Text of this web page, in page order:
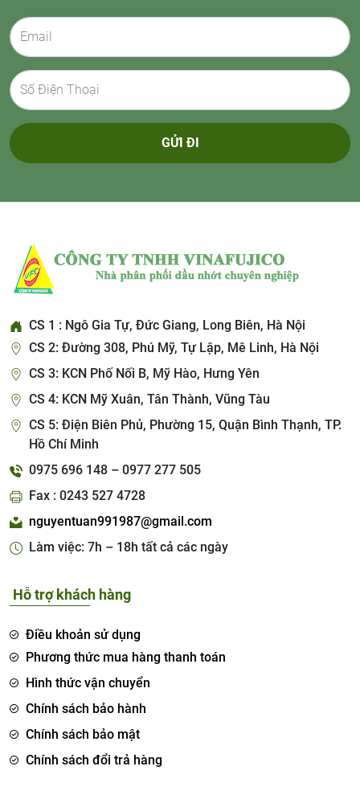
GỬI ĐI
CS 1 : Ngô Gia Tự, Đức Giang, Long Biên, Hà Nội
CS 2: Đường 308, Phú Mỹ, Tự Lập, Mê Linh, Hà Nội
CS 3: KCN Phố Nối B, Mỹ Hào, Hưng Yên
CS 4: KCN Mỹ Xuân, Tân Thành, Vũng Tàu
CS 5: Điện Biên Phủ, Phường 15, Quận Bình Thạnh, TP.
Hồ Chí Minh
0975 696 148 – 0977 277 505
Fax : 0243 527 4728
nguyentuan991987@gmail.com
Làm việc: 7h – 18h tất cả các ngày
Hỗ trợ khách hàng
Điều khoản sử dụng
Phương thức mua hàng thanh toán
Hình thức vận chuyển
Chính sách bảo hành
Chính sách bảo mật
Chính sách đổi trả hàng